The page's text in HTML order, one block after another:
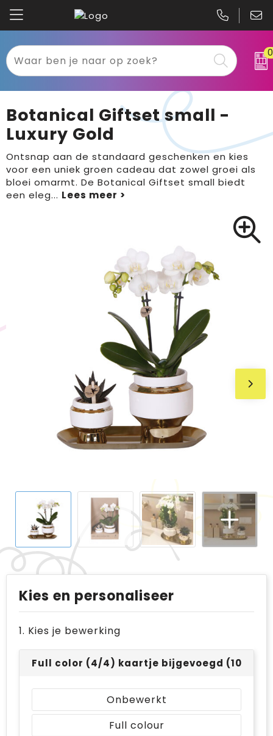
0
Textiel
Werkkleding
Sport
Tassen
Binnenreclame
Brievenbuspakketten
Kariban
B&C
Gildan
Clique
Botanical Giftset small -
Luxury Gold
Ontsnap aan de standaard geschenken en kies
voor een uniek groen cadeau dat zowel groei als
bloei omarmt. De Botanical Giftset small biedt
een eleg...
Kies en personaliseer
1. Kies je bewerking
Full color (4/4) kaartje bijgevoegd (105 x
Onbewerkt
Full colour